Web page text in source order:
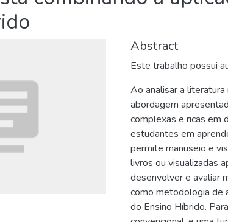
Abstract
Este trabalho possui
Ao analisar a
abordagem
complexas e ricas em
estudantes em
permite manuseio e
livros ou visualizadas
desenvolver e avaliar
como metodologia de
do Ensino Híbrido.